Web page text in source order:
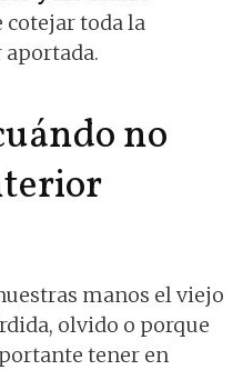
cotejar toda la
no
manos el viejo
olvido o porque
tener en